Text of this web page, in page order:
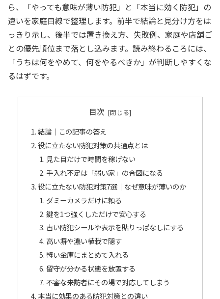
ら、「やっても意味が薄い防犯」と「本当に効く防犯」の
違いを家庭目線で整理します。前半で結論と見分け方をは
っきり示し、後半では置き換え方、失敗例、家庭や店舗ご
との優先順位まで落とし込みます。読み終わるころには、
「うちは何をやめて、何をやるべきか」が判断しやすくな
るはずです。
目次
結論｜この記事の答え
役に立たない防犯対策の共通点とは
見た目だけで時間を稼げない
手入れ不足は「弱い家」の合図になる
役に立たない防犯対策7選｜なぜ意味が薄いのか
ダミーカメラだけに頼る
鍵を1つ強くしただけで安心する
古い防犯シールや表示を貼りっぱなしにする
高い塀や濃い植栽で隠す
軽い金庫にまとめて入れる
留守が分かる状態を放置する
不審な来訪者にその場で対応してしまう
本当に効果のある防犯対策との違い